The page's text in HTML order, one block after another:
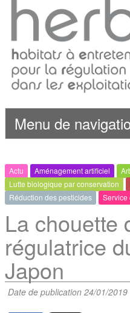
Menu de
Actu Aménagement artificiel
Lutte biologique par conservation
Réduction des pesticides
Service
La chouette
régulatrice
Japon
Date de publication 24/01/2019